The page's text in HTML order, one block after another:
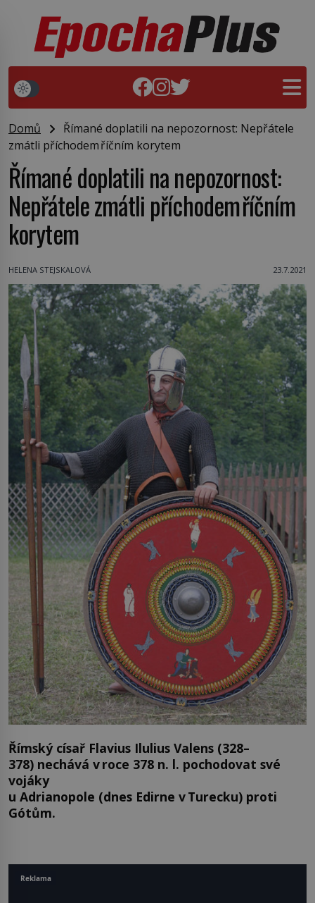
Domů
Římané doplatili na nepozornost: Nepřátele
zmátli příchodem říčním korytem
Římané doplatili na nepozornost:
Nepřátele zmátli příchodem říčním
korytem
HELENA STEJSKALOVÁ 23.7.2021
Římský císař Flavius Ilulius Valens (328–
378) nechává v roce 378 n. l. pochodovat své
vojáky
u Adrianopole (dnes Edirne v Turecku) proti
Gótům.
Reklama